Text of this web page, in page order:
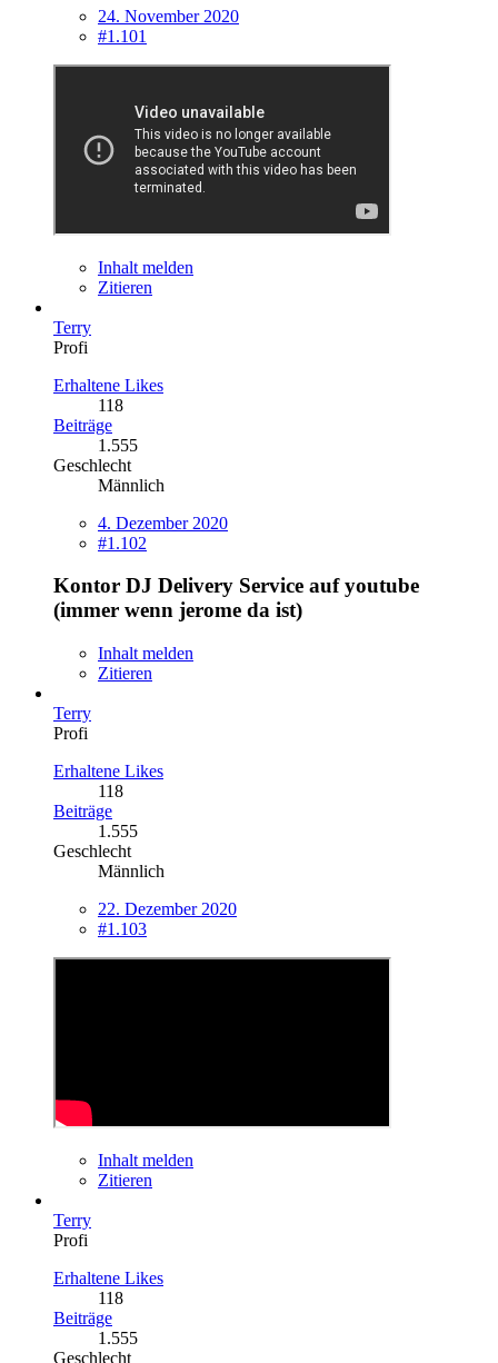
24. November 2020
#1.101
Inhalt melden
Zitieren
Terry
Profi
Erhaltene Likes
118
Beiträge
1.555
Geschlecht
Männlich
4. Dezember 2020
#1.102
Kontor DJ Delivery Service auf youtube
(immer wenn jerome da ist)
Inhalt melden
Zitieren
Terry
Profi
Erhaltene Likes
118
Beiträge
1.555
Geschlecht
Männlich
22. Dezember 2020
#1.103
Inhalt melden
Zitieren
Terry
Profi
Erhaltene Likes
118
Beiträge
1.555
Geschlecht